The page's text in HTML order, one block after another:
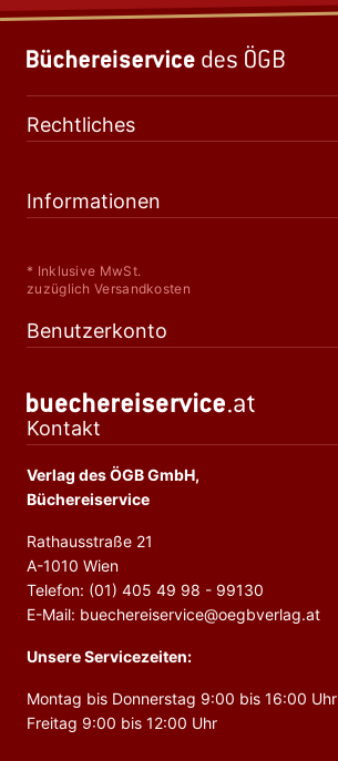
Rechtliches
Informationen
* Inklusive MwSt.
zuzüglich Versandkosten
Benutzerkonto
Kontakt
Verlag des ÖGB GmbH,
Büchereiservice
Rathausstraße 21
A-1010 Wien
Telefon: (01) 405 49 98 - 99130
E-Mail: buechereiservice@oegbverlag.at
Unsere Servicezeiten:
Montag bis Donnerstag 9:00 bis 16:00 Uhr
Freitag 9:00 bis 12:00 Uhr